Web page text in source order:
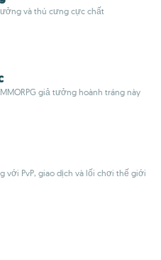
và thú cưng cực chất
giả tưởng hoành tráng này
với PvP, giao dịch và lối chơi thế giới